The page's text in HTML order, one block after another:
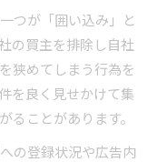
つが「囲い込み」と
の買主を排除し自社
狭めてしまう行為を
を良く見せかけて集
ることがあります。
の登録状況や広告内